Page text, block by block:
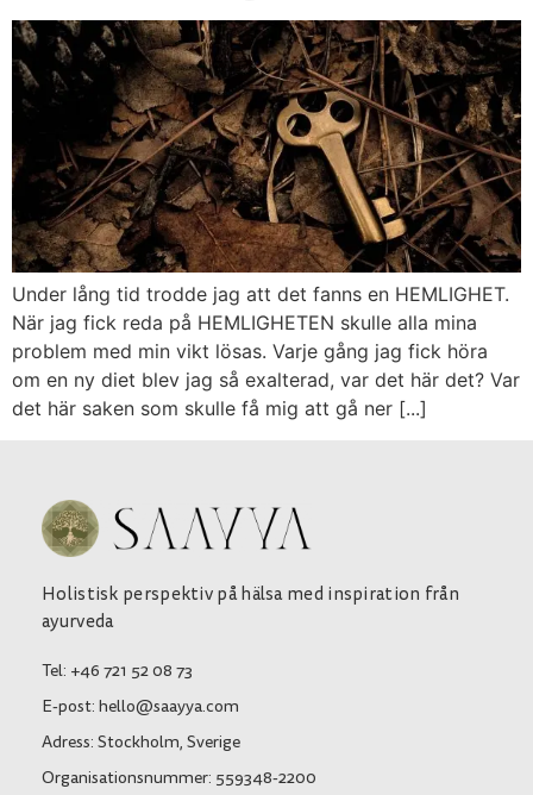
Under lång tid trodde jag att det fanns en HEMLIGHET.
När jag fick reda på HEMLIGHETEN skulle alla mina
problem med min vikt lösas. Varje gång jag fick höra
om en ny diet blev jag så exalterad, var det här det? Var
det här saken som skulle få mig att gå ner [...]
Holistisk perspektiv på hälsa med inspiration från
ayurveda
Tel: +46 721 52 08 73
E-post: hello@saayya.com
Adress: Stockholm, Sverige
Organisationsnummer: 559348-2200